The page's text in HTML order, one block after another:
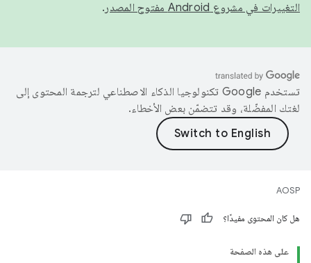
التغييرات في مشروع Android مفتوح المصدر
.
تستخدم Google تكنولوجيا الذكاء الاصطناعي لترجمة المحتوى إلى
لغتك المفضّلة، وقد تتضمّن بعض الأخطاء.
AOSP
هل كان المحتوى مفيدًا؟
على هذه الصفحة